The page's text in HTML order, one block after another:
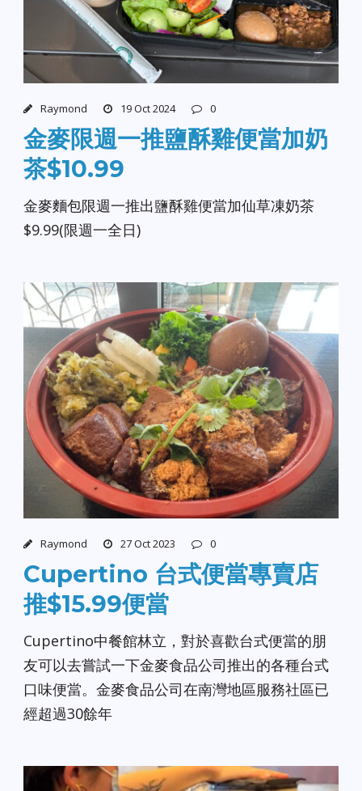
Raymond 19 Oct 2024 0
金麥限週一推鹽酥雞便當加奶
茶$10.99
金麥麵包限週一推出鹽酥雞便當加仙草凍奶茶
$9.99(限週一全日)
Raymond 27 Oct 2023 0
Cupertino 台式便當專賣店
推$15.99便當
Cupertino中餐館林立，對於喜歡台式便當的朋
友可以去嘗試一下金麥食品公司推出的各種台式
口味便當。金麥食品公司在南灣地區服務社區已
經超過30餘年